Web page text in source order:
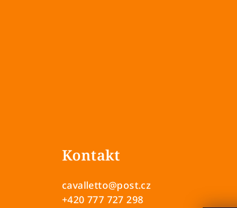
Kontakt
cavalletto@post.cz
+420 777 727 298